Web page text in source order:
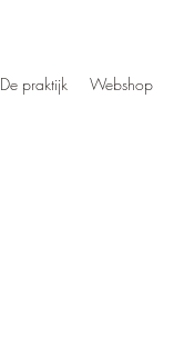
De praktijk Webshop